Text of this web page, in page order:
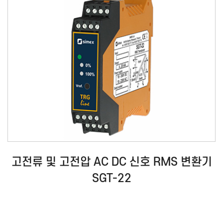
고전류 및 고전압 AC DC 신호 RMS 변환기
SGT-22